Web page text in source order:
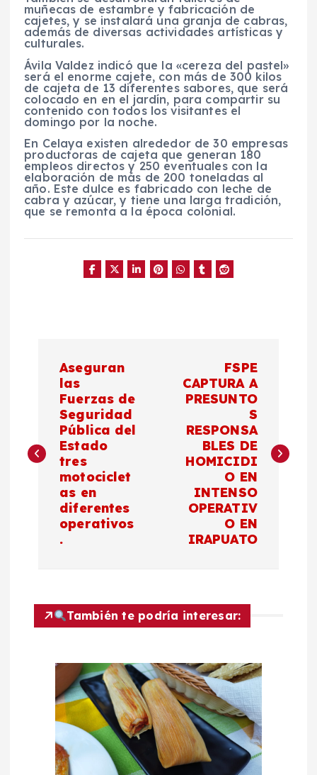
muñecas de estambre y fabricación de
cajetes, y se instalará una granja de cabras,
además de diversas actividades artísticas y
culturales.
Ávila Valdez indicó que la «cereza del pastel»
será el enorme cajete, con más de 300 kilos
de cajeta de 13 diferentes sabores, que será
colocado en en el jardín, para compartir su
contenido con todos los visitantes el
domingo por la noche.
En Celaya existen alrededor de 30 empresas
productoras de cajeta que generan 180
empleos directos y 250 eventuales con la
elaboración de más de 200 toneladas al
año. Este dulce es fabricado con leche de
cabra y azúcar, y tiene una larga tradición,
que se remonta a la época colonial.
e
ó
Aseguran
las
Fuerzas de
Seguridad
Pública del
Estado
tres
motociclet
as en
diferentes
operativos
.
FSPE
CAPTURA A
PRESUNTO
S
RESPONSA
BLES DE
HOMICIDI
O EN
INTENSO
OPERATIV
O EN
IRAPUATO
También te podría interesar: